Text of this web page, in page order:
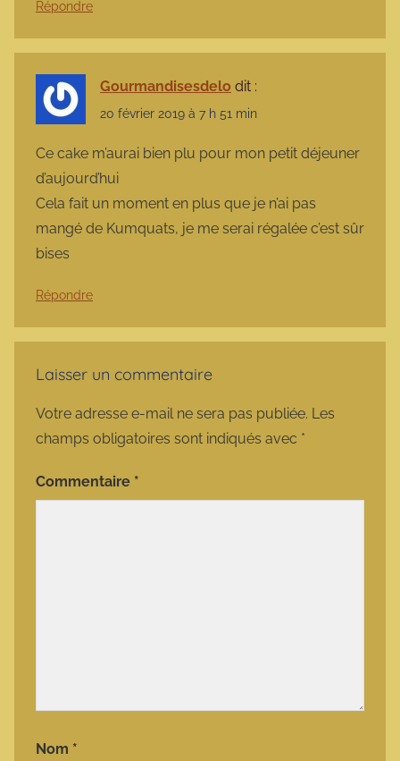
Répondre
Gourmandisesdelo dit :
20 février 2019 à 7 h 51 min
Ce cake m’aurai bien plu pour mon petit déjeuner
d’aujourd’hui
Cela fait un moment en plus que je n’ai pas
mangé de Kumquats, je me serai régalée c’est sûr
bises
Répondre
Laisser un commentaire
Votre adresse e-mail ne sera pas publiée. Les
champs obligatoires sont indiqués avec *
Commentaire *
Nom *